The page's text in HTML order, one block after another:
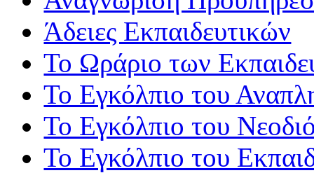
Άδειες Εκπαιδευτικών
Το Ωράριο των
Το Εγκόλπιο του
Το Εγκόλπιο του
Το Εγκόλπιο του